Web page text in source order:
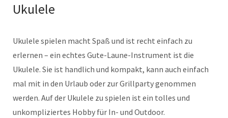
Ukulele
Ukulele spielen macht Spaß und ist recht einfach zu
erlernen – ein echtes Gute-Laune-Instrument ist die
Ukulele. Sie ist handlich und kompakt, kann auch einfach
mal mit in den Urlaub oder zur Grillparty genommen
werden. Auf der Ukulele zu spielen ist ein tolles und
unkompliziertes Hobby für In- und Outdoor.